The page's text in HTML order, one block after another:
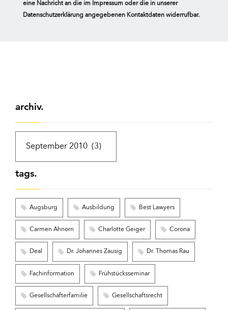
eine Nachricht an die im Impressum oder die in unserer
Datenschutzerklärung angegebenen Kontaktdaten widerrufbar.
archiv.
tags.
Augsburg Ausbildung Best Lawyers
Carmen Ahnorn Charlotte Geiger Corona
Deal Dr. Johannes Zausig Dr. Thomas Rau
Fachinformation Frühstücksseminar
Gesellschafterfamilie Gesellschaftsrecht